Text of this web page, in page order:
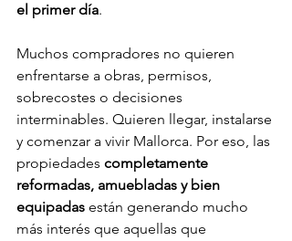
el primer día.
Muchos compradores no quieren
enfrentarse a obras, permisos,
sobrecostes o decisiones
interminables. Quieren llegar, instalarse
y comenzar a vivir Mallorca. Por eso, las
propiedades completamente
reformadas, amuebladas y bien
equipadas están generando mucho
más interés que aquellas que